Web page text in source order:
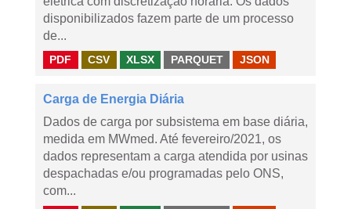
disponibilizados fazem parte de um processo
de...
PDF CSV XLSX PARQUET JSON
Carga de Energia Diária
Dados de carga por subsistema em base diária,
medida em MWmed. Até fevereiro/2021, os
dados representam a carga atendida por usinas
despachadas e/ou programadas pelo ONS,
com...